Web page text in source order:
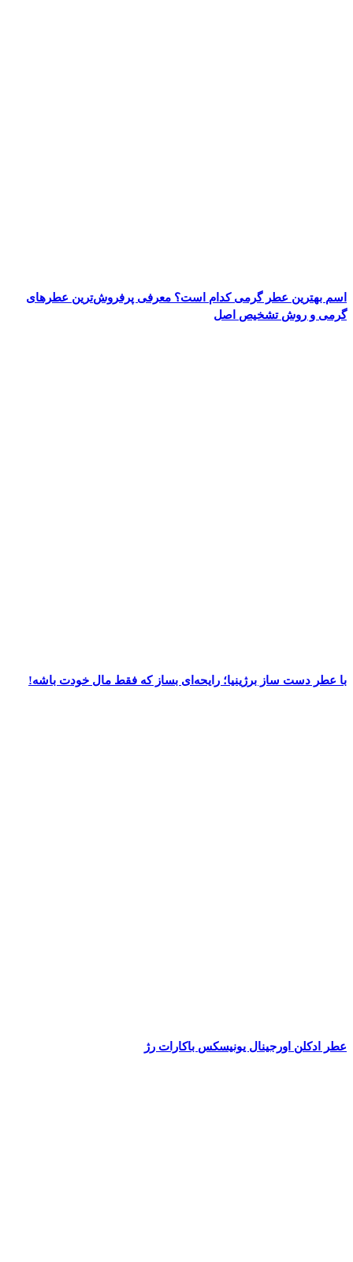
اسم بهترین عطر گرمی کدام است؟ معرفی پرفروش‌ترین عطرهای
گرمی و روش تشخیص اصل
با عطر دست‌ ساز برژینیا؛ رایحه‌ای بساز که فقط مال خودت باشه!
عطر ادکلن اورجینال یونیسکس باکارات رژ